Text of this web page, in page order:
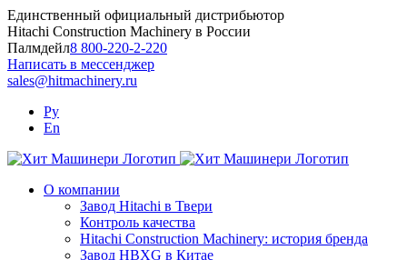
Skip
to
content
Единственный официальный дистрибьютор
Hitachi Construction Machinery в России
Палмдейл8 800-220-2-220
Написать в мессенджер
sales@hitmachinery.ru
Ру
En
О компании
Завод Hitachi в Твери
Контроль качества
Hitachi Construction Machinery: история бренда
Завод HBXG в Китае